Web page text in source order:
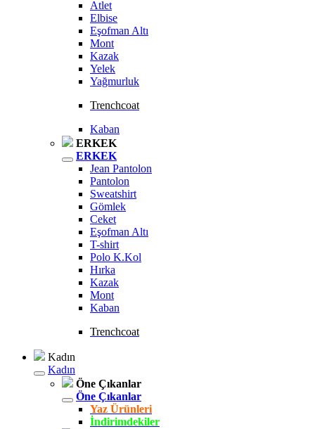
Atlet
Elbise
Eşofman Altı
Mont
Kazak
Yelek
Yağmurluk
Trenchcoat
Kaban
ERKEK
ERKEK
Jean Pantolon
Pantolon
Sweatshirt
Gömlek
Ceket
Eşofman Altı
T-shirt
Polo K.Kol
Hırka
Kazak
Mont
Kaban
Trenchcoat
Kadın
Kadın
Öne Çıkanlar
Öne Çıkanlar
Yaz Ürünleri
İndirimdekiler